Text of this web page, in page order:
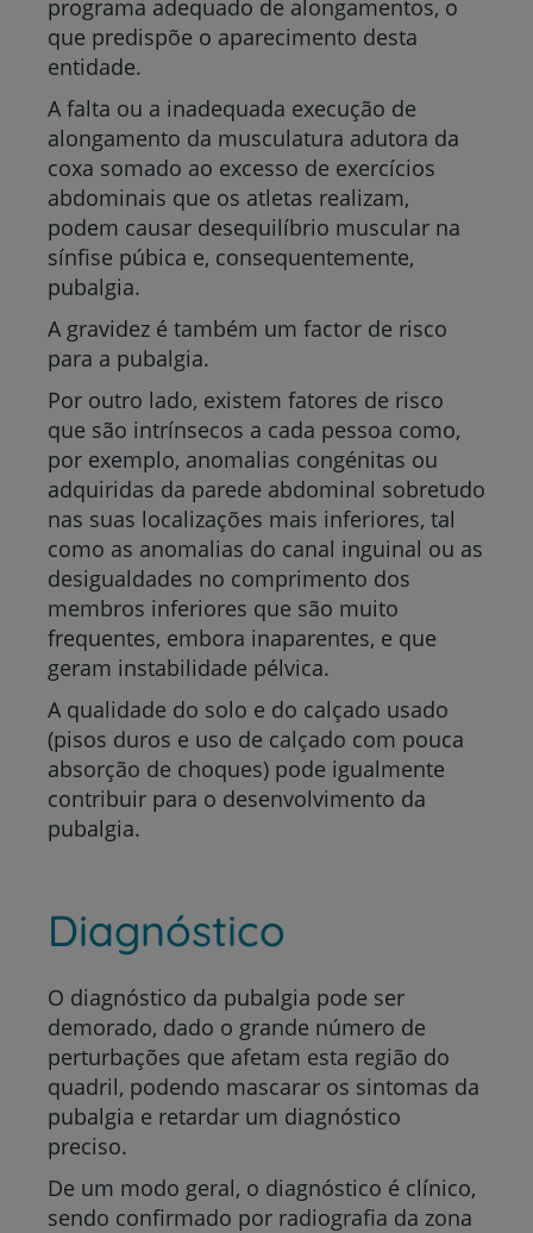
programa adequado de alongamentos, o
que predispõe o aparecimento desta
entidade.
A falta ou a inadequada execução de
alongamento da musculatura adutora da
coxa somado ao excesso de exercícios
abdominais que os atletas realizam,
podem causar desequilíbrio muscular na
sínfise púbica e, consequentemente,
pubalgia.
A gravidez é também um factor de risco
para a pubalgia.
Por outro lado, existem fatores de risco
que são intrínsecos a cada pessoa como,
por exemplo, anomalias congénitas ou
adquiridas da parede abdominal sobretudo
nas suas localizações mais inferiores, tal
como as anomalias do canal inguinal ou as
desigualdades no comprimento dos
membros inferiores que são muito
frequentes, embora inaparentes, e que
geram instabilidade pélvica.
A qualidade do solo e do calçado usado
(pisos duros e uso de calçado com pouca
absorção de choques) pode igualmente
contribuir para o desenvolvimento da
pubalgia.
Diagnóstico
O diagnóstico da pubalgia pode ser
demorado, dado o grande número de
perturbações que afetam esta região do
quadril, podendo mascarar os sintomas da
pubalgia e retardar um diagnóstico
preciso.
De um modo geral, o diagnóstico é clínico,
sendo confirmado por radiografia da zona